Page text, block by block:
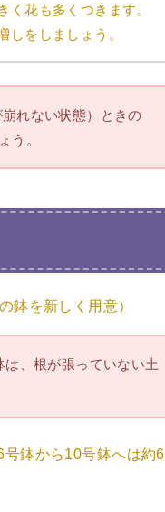
花も多くつきます。
をしましょう。
れない状態）ときの
う。
鉢を新しく用意）
、根が張っていない土
鉢から10号鉢へは約6